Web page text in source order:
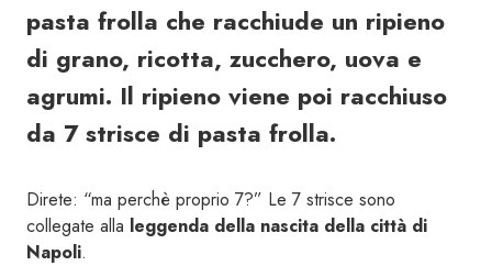
pasta frolla che racchiude un ripieno
di grano, ricotta, zucchero, uova e
agrumi. Il ripieno viene poi racchiuso
da 7 strisce di pasta frolla.
Direte: “ma perchè proprio 7?” Le 7 strisce sono
collegate alla leggenda della nascita della città di
Napoli.